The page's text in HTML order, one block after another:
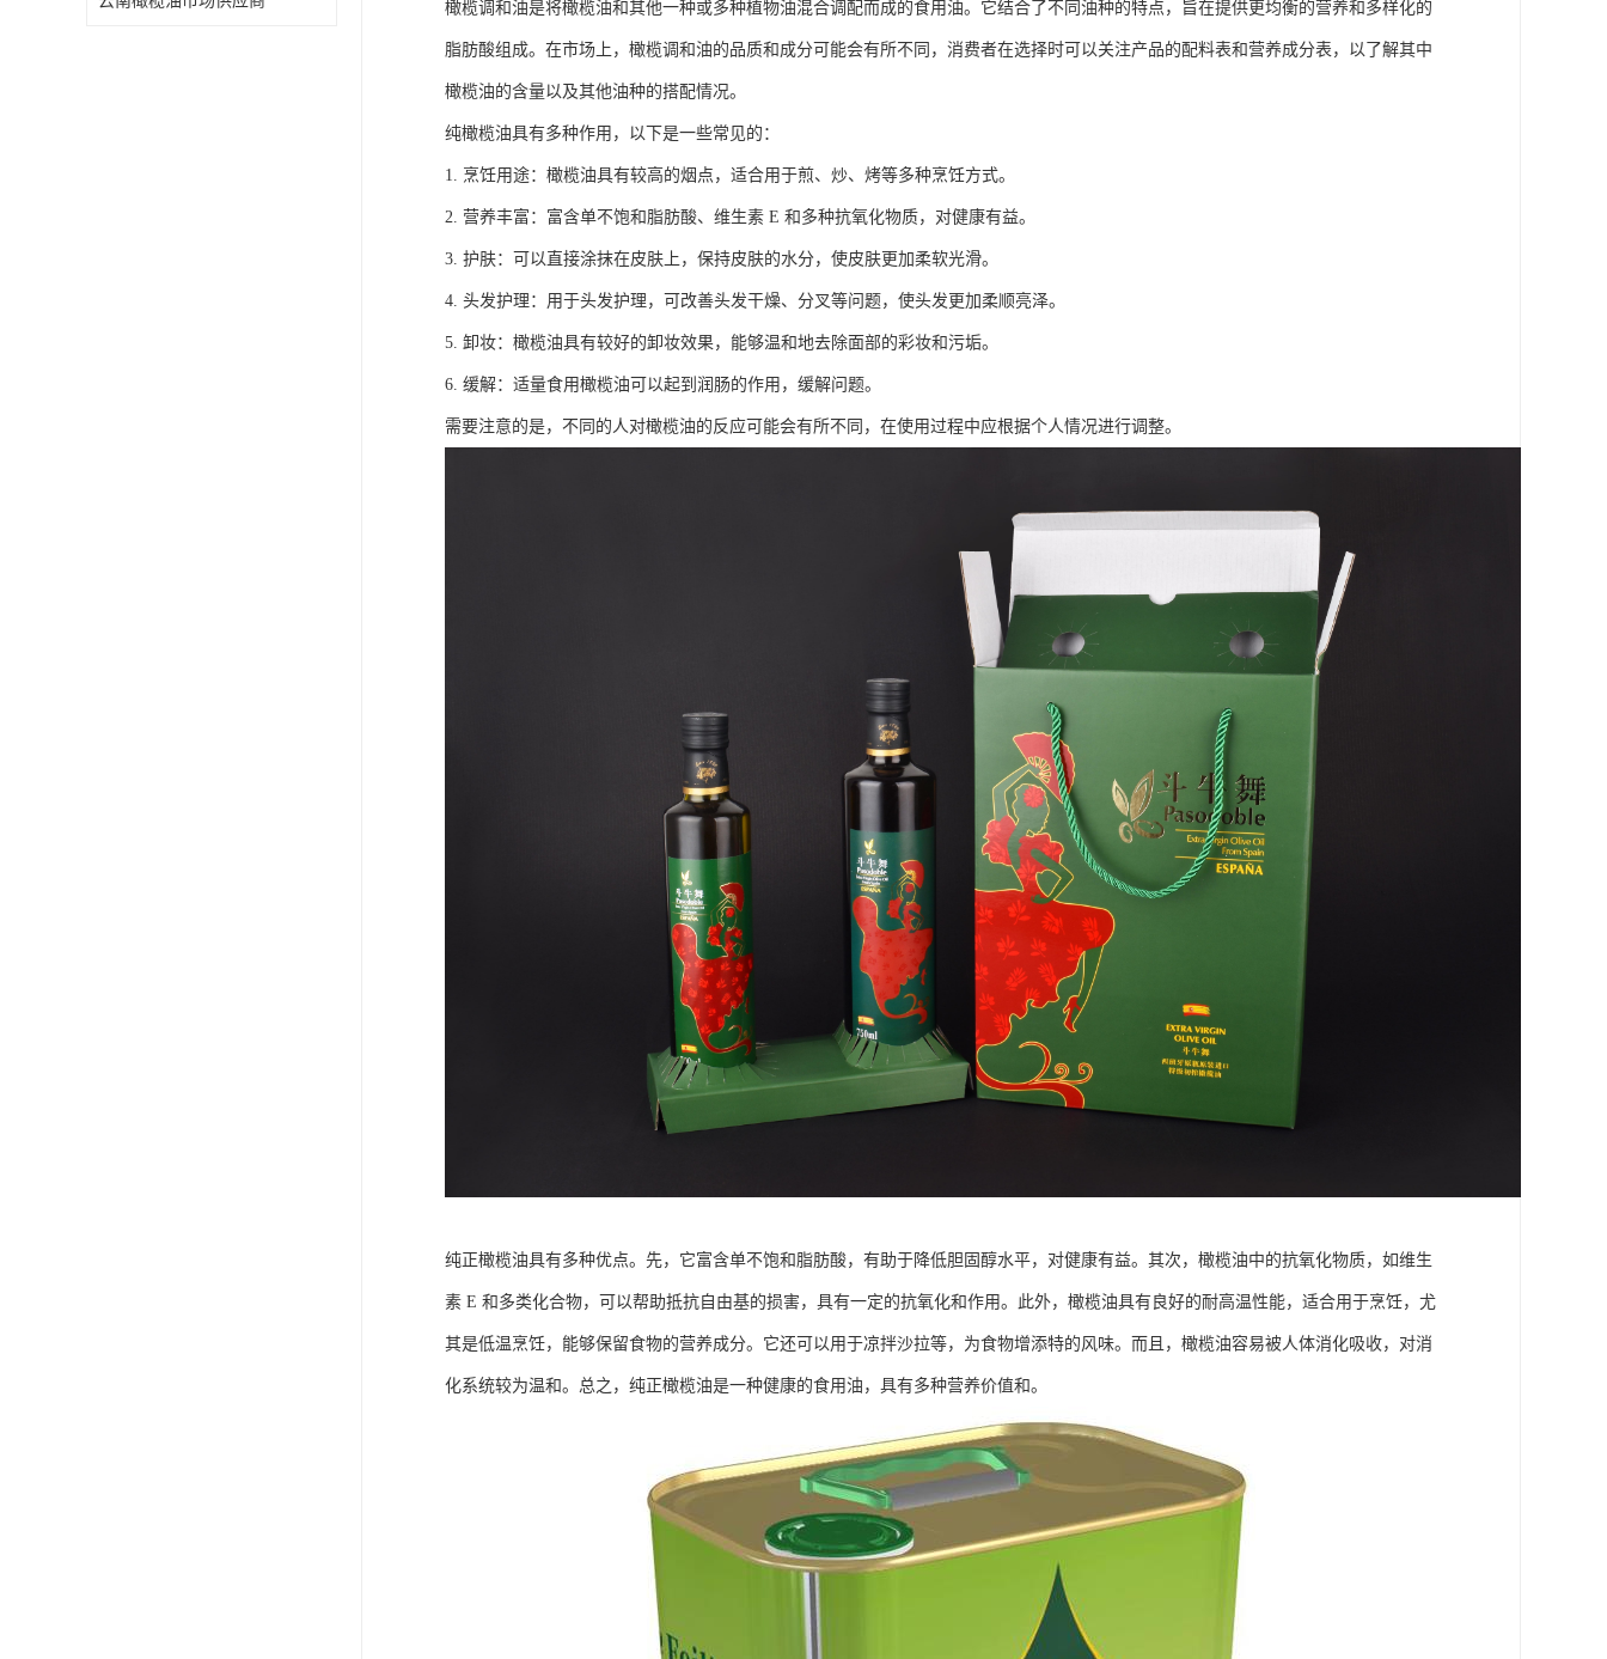
橄榄调和油是将橄榄油和其他一种或多种植物油混合调配而成的食用油。它结合了不同油种的特点，旨在提供更均衡的营养和多样化的
脂肪酸组成。在市场上，橄榄调和油的品质和成分可能会有所不同，消费者在选择时可以关注产品的配料表和营养成分表，以了解其中
橄榄油的含量以及其他油种的搭配情况。
纯橄榄油具有多种作用，以下是一些常见的：
1. 烹饪用途：橄榄油具有较高的烟点，适合用于煎、炒、烤等多种烹饪方式。
2. 营养丰富：富含单不饱和脂肪酸、维生素 E 和多种抗氧化物质，对健康有益。
3. 护肤：可以直接涂抹在皮肤上，保持皮肤的水分，使皮肤更加柔软光滑。
4. 头发护理：用于头发护理，可改善头发干燥、分叉等问题，使头发更加柔顺亮泽。
5. 卸妆：橄榄油具有较好的卸妆效果，能够温和地去除面部的彩妆和污垢。
6. 缓解：适量食用橄榄油可以起到润肠的作用，缓解问题。
需要注意的是，不同的人对橄榄油的反应可能会有所不同，在使用过程中应根据个人情况进行调整。
纯正橄榄油具有多种优点。先，它富含单不饱和脂肪酸，有助于降低胆固醇水平，对健康有益。其次，橄榄油中的抗氧化物质，如维生
素 E 和多类化合物，可以帮助抵抗自由基的损害，具有一定的抗氧化和作用。此外，橄榄油具有良好的耐高温性能，适合用于烹饪，尤
其是低温烹饪，能够保留食物的营养成分。它还可以用于凉拌沙拉等，为食物增添特的风味。而且，橄榄油容易被人体消化吸收，对消
化系统较为温和。总之，纯正橄榄油是一种健康的食用油，具有多种营养价值和。